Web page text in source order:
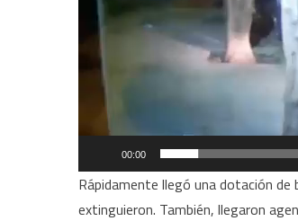
00:00
Rápidamente llegó una dotación
extinguieron. También, llegaron